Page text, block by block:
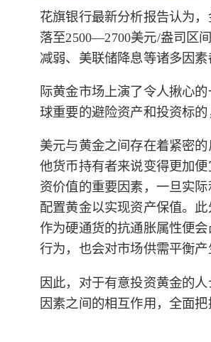
花旗银行最新分析报告认为
落至2500—2700美元/盎司区
减弱、美联储降息等诸多因素
际黄金市场上演了令人揪心
球重要的避险资产和投资标
美元与黄金之间存在着紧密
他货币持有者来说变得更加
资价值的重要因素，一旦实
配置黄金以实现资产保值。
作为硬通货的抗通胀属性便
行为，也会对市场供需平衡产
因此，对于有意投资黄金的
因素之间的相互作用，全面